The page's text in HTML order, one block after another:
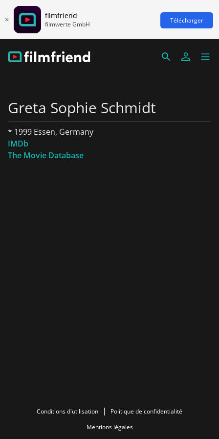
filmfriend
filmwerte GmbH Télécharger
Greta Sophie Schmidt
* 1999 Essen, Germany
IMDb
The Movie Database
Conditions d'utilisation
Politique de confidentialité
Mentions légales